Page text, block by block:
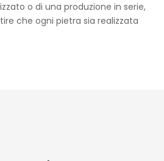
o di una produzione in serie,
che ogni pietra sia realizzata